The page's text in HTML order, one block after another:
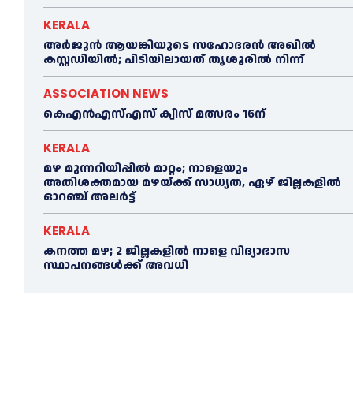
KERALA
അര്‍ജുന്‍ ആയങ്കിയുടെ സഹോദരന്‍ അഖില്‍
കസ്റ്റഡിയില്‍; പിടിയിലായത് തൃശൂരില്‍ നിന്ന്
ASSOCIATION NEWS
കെഎൻഎസ്എസ് ക്വിസ് മത്സരം 16ന്
KERALA
മഴ മുന്നറിയിപ്പിൽ മാറ്റം; നാളെയും
അതിശക്തമായ മഴയ്ക്ക് സാധ്യത, ഏഴ് ജില്ലകളിൽ
ഓറഞ്ച് അലർട്ട്
KERALA
കനത്ത മഴ; 2 ജില്ലകളില്‍ നാളെ വിദ്യാഭാസ
സ്ഥാപനങ്ങള്‍ക്ക് അവധി